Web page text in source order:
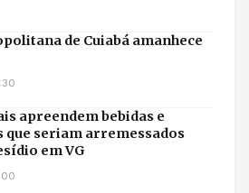
de Cuiabá amanhece
apreendem bebidas e
que seriam arremessados
em VG